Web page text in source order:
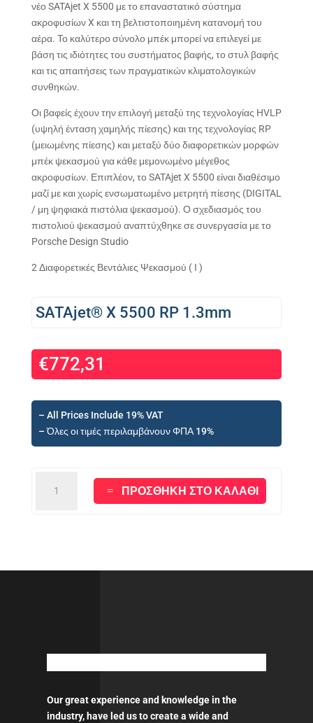
νέο SATAjet X 5500 με το επαναστατικό σύστημα
ακροφυσίων X και τη βελτιστοποιημένη κατανομή του
αέρα. Το καλύτερο σύνολο μπέκ μπορεί να επιλεγεί με
βάση τις ιδιότητες του συστήματος βαφής, το στυλ βαφής
και τις απαιτήσεις των πραγματικών κλιματολογικών
συνθηκών.
Οι βαφείς έχουν την επιλογή μεταξύ της τεχνολογίας HVLP
(υψηλή ένταση χαμηλής πίεσης) και της τεχνολογίας RP
(μειωμένης πίεσης) και μεταξύ δύο διαφορετικών μορφών
μπέκ ψεκασμού για κάθε μεμονωμένο μέγεθος
ακροφυσίων. Επιπλέον, το SATAjet X 5500 είναι διαθέσιμο
μαζί με και χωρίς ενσωματωμένο μετρητή πίεσης (DIGITAL
/ μη ψηφιακά πιστόλια ψεκασμού). Ο σχεδιασμός του
πιστολιού ψεκασμού αναπτύχθηκε σε συνεργασία με το
Porsche Design Studio
2 Διαφορετικές Βεντάλιες Ψεκασμού ( Ι )
SATAjet® X 5500 RP 1.3mm
€772,31
– All Prices Include 19% VAT
– Όλες οι τιμές περιλαμβάνουν ΦΠΑ 19%
ΠΡΟΣΘΉΚΗ ΣΤΟ ΚΑΛΆΘΙ
Our great experience and knowledge in the
industry, have led us to create a wide and